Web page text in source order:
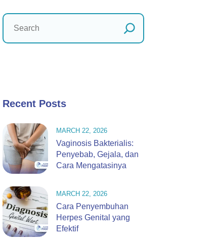
Recent Posts
MARCH 22, 2026
Vaginosis Bakterialis:
Penyebab, Gejala, dan
Cara Mengatasinya
MARCH 22, 2026
Cara Penyembuhan
Herpes Genital yang
Efektif